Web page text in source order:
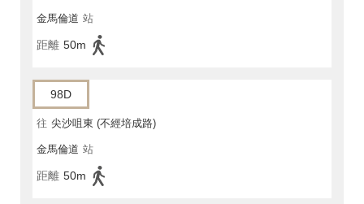
金馬倫道 站
距離 50m
98D
往 尖沙咀東 (不經培成路)
金馬倫道 站
距離 50m